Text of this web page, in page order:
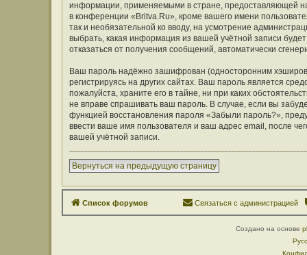
информации, применяемыми в стране, предоставляющей
в конференции «Britva.Ru», кроме вашего имени
так и необязательной ко вводу, на усмотрение
выбрать, какая информация из вашей учётной записи
отказаться от получения сообщений, автоматически
Ваш пароль надёжно зашифрован (односторонним
регистрируясь на других сайтах. Ваш пароль является
пожалуйста, храните его в тайне, ни при каких
не вправе спрашивать ваш пароль. В случае, если вы
функцией восстановления пароля «Забыли пароль?»,
ввести ваше имя пользователя и ваш адрес email, после
вашей учётной записи.
Вернуться на предыдущую страницу
Список форумов Связаться с администрацией
Создано на основе